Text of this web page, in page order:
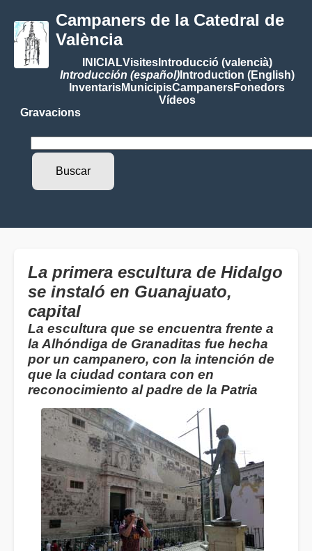
Campaners de la Catedral de
València
INICIALVisitesIntroducció (valencià)
Introducción (español)Introduction (English)
InventarisMunicipisCampanersFonedors
Vídeos
Gravacions
La primera escultura de Hidalgo
se instaló en Guanajuato,
capital
La escultura que se encuentra frente a
la Alhóndiga de Granaditas fue hecha
por un campanero, con la intención de
que la ciudad contara con en
reconocimiento al padre de la Patria